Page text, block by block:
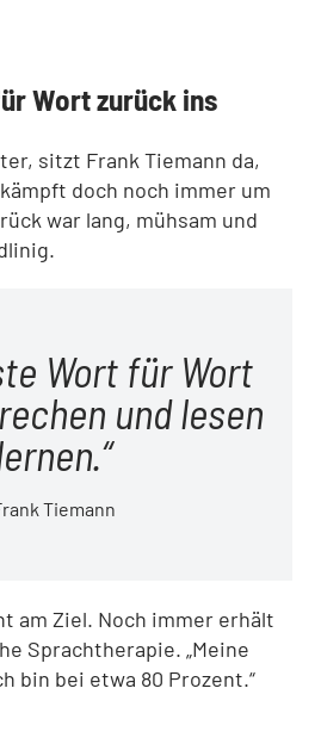
Wort zurück ins
sitzt Frank Tiemann da,
doch noch immer um
war lang, mühsam und
Wort für Wort
und lesen
Tiemann
am Ziel. Noch immer erhält
Sprachtherapie. „Meine
bin bei etwa 80 Prozent.“